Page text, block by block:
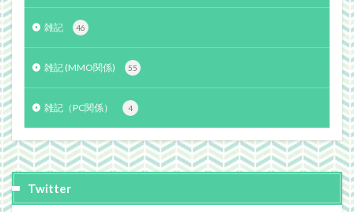
雑記 46
雑記 (MMO関係) 55
雑記（PC関係） 4
Twitter